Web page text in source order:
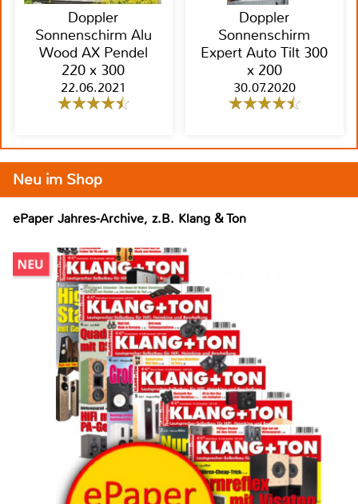
Doppler
Sonnenschirm Alu
Wood AX Pendel
220 x 300
22.06.2021
Doppler
Sonnenschirm
Expert Auto Tilt 300
x 200
30.07.2020
Neu im Shop
ePaper Jahres-Archive, z.B. Klang & Ton